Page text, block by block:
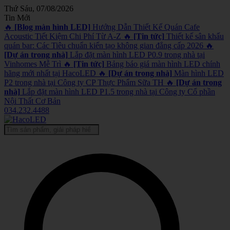
Thứ Sáu, 07/08/2026
Tin Mới
🔥 [Blog màn hình LED] Hướng Dẫn Thiết Kế Quán Cafe
Acoustic Tiết Kiệm Chi Phí Từ A-Z 🔥 [Tin tức] Thiết kế sân khấu
quán bar: Các Tiêu chuẩn kiến tạo không gian đẳng cấp 2026 🔥
[Dự án trong nhà] Lắp đặt màn hình LED P0.9 trong nhà tại
Vinhomes Mễ Trì 🔥 [Tin tức] Bảng báo giá màn hình LED chính
hãng mới nhất tại HacoLED 🔥 [Dự án trong nhà] Màn hình LED
P2 trong nhà tại Công ty CP Thực Phẩm Sữa TH 🔥 [Dự án trong
nhà] Lắp đặt màn hình LED P1.5 trong nhà tại Công ty Cổ phần
Nội Thất Cơ Bản
034.232.4488